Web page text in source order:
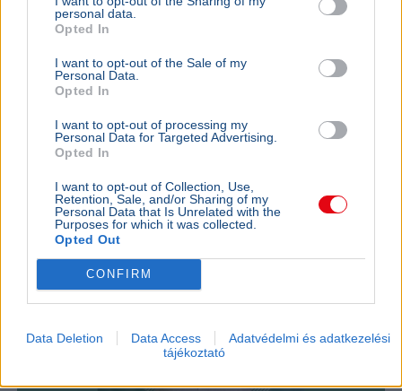
personal data.
Opted In
I want to opt-out of the Sale of my
Personal Data.
Opted In
I want to opt-out of processing my
Personal Data for Targeted Advertising.
Opted In
I want to opt-out of Collection, Use,
Retention, Sale, and/or Sharing of my
Personal Data that Is Unrelated with the
Purposes for which it was collected.
Opted Out
CONFIRM
Data Deletion Data Access
Adatvédelmi és adatkezelési
tájékoztató
Labdarúgás Liverpool FC Szoboszlai Dominik Sport
Curtis Jones és Szoboszlai Dominik heves szóváltásba
csapatkapitányi karszalag körül alakult ki.
Bővebben...
Ajánljuk még
SPORT 2026. július 31.
Visszatért a Ferencvároshoz a 88-szoros
válogatott Nagy Ádám